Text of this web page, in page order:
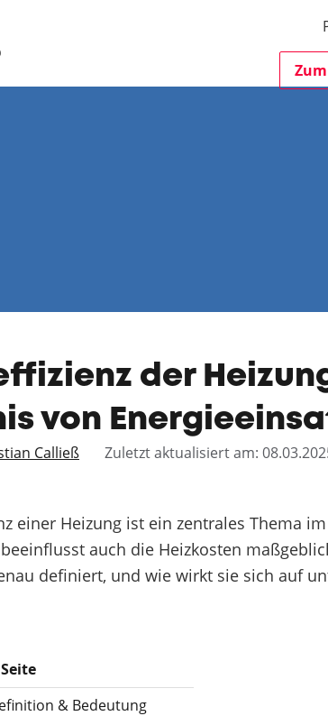
der
von
Calließ Zuletzt aktualisiert am:
einer Heizung ist ein zentrales Thema
auch die Heizkosten
definiert, und wie wirkt sie sich auf
& Bedeutung